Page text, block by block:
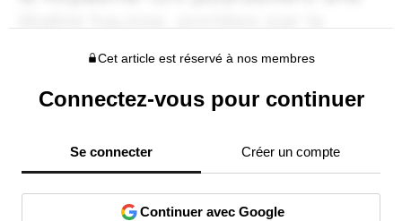
Cet article est réservé à nos membres
Connectez-vous pour continuer
Se connecter Créer un compte
Continuer avec Google